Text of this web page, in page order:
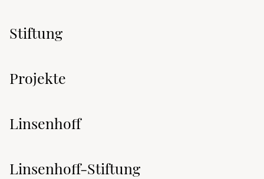
Stiftung
Projekte
Linsenhoff
Linsenhoff-Stiftung